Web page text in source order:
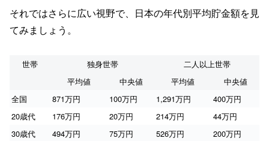
それではさらに広い視野で、日本の年代別平均貯金額を見
てみましょう。
世帯 独身世帯
二人以上世帯
平均値
中央値 平均値
中央値
全国
871万円 100万円 1,291万円
400万円
20歳代
176万円 20万円 214万円
44万円
30歳代
494万円 75万円 526万円
200万円